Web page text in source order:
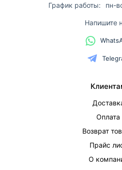
График работы: пн-
Напишите
Оплата
Возврат
Прайс
О